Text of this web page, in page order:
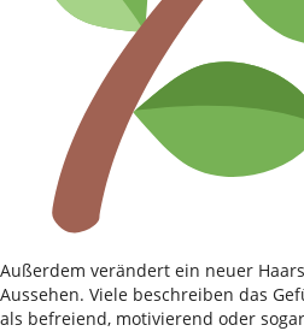
Außerdem verändert ein neuer
Aussehen. Viele beschreiben das
als befreiend, motivierend oder